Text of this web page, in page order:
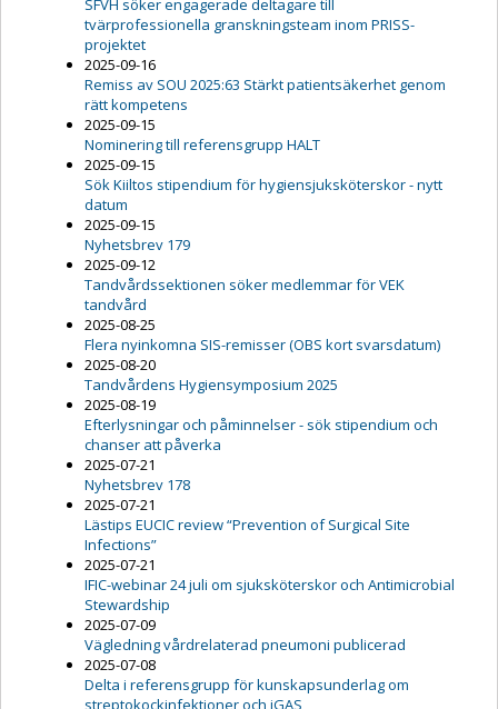
SFVH söker engagerade deltagare till
tvärprofessionella granskningsteam inom PRISS-
projektet
2025-09-16
Remiss av SOU 2025:63 Stärkt patientsäkerhet genom
rätt kompetens
2025-09-15
Nominering till referensgrupp HALT
2025-09-15
Sök Kiiltos stipendium för hygiensjuksköterskor - nytt
datum
2025-09-15
Nyhetsbrev 179
2025-09-12
Tandvårdssektionen söker medlemmar för VEK
tandvård
2025-08-25
Flera nyinkomna SIS-remisser (OBS kort svarsdatum)
2025-08-20
Tandvårdens Hygiensymposium 2025
2025-08-19
Efterlysningar och påminnelser - sök stipendium och
chanser att påverka
2025-07-21
Nyhetsbrev 178
2025-07-21
Lästips EUCIC review “Prevention of Surgical Site
Infections”
2025-07-21
IFIC-webinar 24 juli om sjuksköterskor och Antimicrobial
Stewardship
2025-07-09
Vägledning vårdrelaterad pneumoni publicerad
2025-07-08
Delta i referensgrupp för kunskapsunderlag om
streptokockinfektioner och iGAS